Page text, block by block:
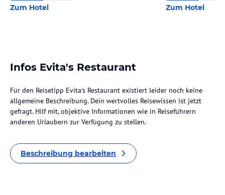
Zum Hotel Zum Hotel
Infos Evita's Restaurant
Für den Reisetipp Evita's Restaurant existiert leider noch keine
allgemeine Beschreibung. Dein wertvolles Reisewissen ist jetzt
gefragt. Hilf mit, objektive Informationen wie in Reiseführern
anderen Urlaubern zur Verfügung zu stellen.
Beschreibung bearbeiten